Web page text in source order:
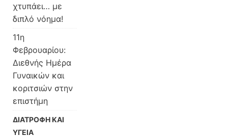
χτυπάει… με
διπλό νόημα!
11η
Φεβρουαρίου:
Διεθνής Ημέρα
Γυναικών και
κοριτσιών στην
επιστήμη
ΔΙΑΤΡΟΦΗ ΚΑΙ
ΥΓΕΙΑ